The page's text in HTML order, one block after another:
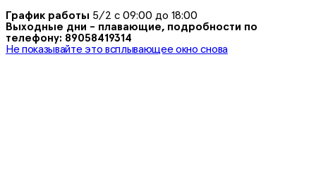
График работы 5/2 с 09:00 до 18:00
Выходные дни - плавающие, подробности по
телефону: 89058419314
Не показывайте это всплывающее окно снова